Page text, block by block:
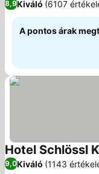
8,9Kiváló (6107
A pontos árak
Hotel Schlössl
9,0Kiváló (1143